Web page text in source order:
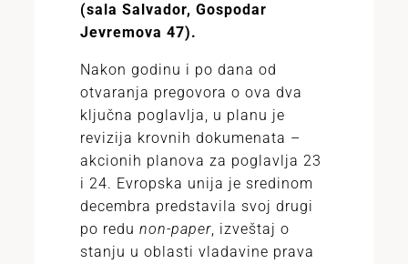
(sala Salvador, Gospodar
Jevremova 47).
Nakon godinu i po dana od
otvaranja pregovora o ova dva
ključna poglavlja, u planu je
revizija krovnih dokumenata –
akcionih planova za poglavlja 23
i 24. Evropska unija je sredinom
decembra predstavila svoj drugi
po redu non-paper, izveštaj o
stanju u oblasti vladavine prava